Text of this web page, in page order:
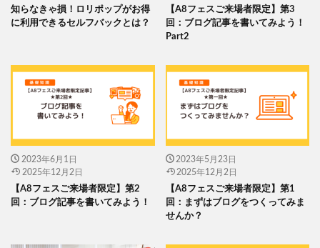
知らなきゃ損！ロリポップがお得
に利用できるセルフバックとは？
【A8フェスご来場者限定】第3
回：ブログ記事を書いてみよう！
Part2
2023年6月1日
2025年12月2日
【A8フェスご来場者限定】第2
回：ブログ記事を書いてみよう！
2023年5月23日
2025年12月2日
【A8フェスご来場者限定】第1
回：まずはブログをつくってみま
せんか？